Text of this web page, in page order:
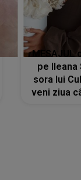
MESAJUL
pe Ileana
sora lui
veni ziua